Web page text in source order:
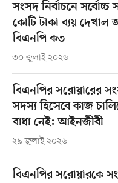
সংসদ নির্বাচনে সর্বোচ্চ
কোটি টাকা ব্যয় দেখাল
বিএনপি কত
৩০ জুলাই ২০২৬
বিএনপির সরোয়ারের
সদস্য হিসেবে কাজ
বাধা নেই: আইনজীবী
২৯ জুলাই ২০২৬
বিএনপির সরোয়ারকে